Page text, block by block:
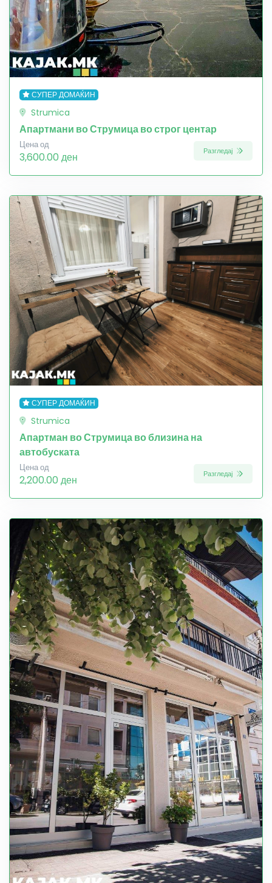
СУПЕР ДОМАЌИН
Strumica
Апартмани во Струмица во строг центар
Цена од
3,600.00 ден Разгледај
СУПЕР ДОМАЌИН
Strumica
Апартман во Струмица во близина на
автобуската
Цена од
2,200.00 ден Разгледај